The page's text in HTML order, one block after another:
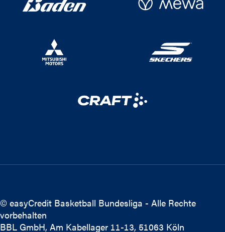
© easyCredit Basketball Bundesliga - Alle Rechte
vorbehalten
BBL GmbH, Am Kabellager 11-13, 51063 Köln